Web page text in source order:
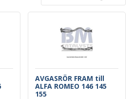
AVGASRÖR FRAM till
ALFA ROMEO 146 145
155